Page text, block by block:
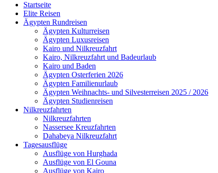
Startseite
Elite Reisen
Ägypten Rundreisen
Ägypten Kulturreisen
Ägypten Luxusreisen
Kairo und Nilkreuzfahrt
Kairo, Nilkreuzfahrt und Badeurlaub
Kairo und Baden
Ägypten Osterferien 2026
Ägypten Familienurlaub
Ägypten Weihnachts- und Silvesterreisen 2025 / 2026
Ägypten Studienreisen
Nilkreuzfahrten
Nilkreuzfahrten
Nassersee Kreuzfahrten
Dahabeya Nilkreuzfahrt
Tagesausflüge
Ausflüge von Hurghada
Ausflüge von El Gouna
Ausflüge von Kairo